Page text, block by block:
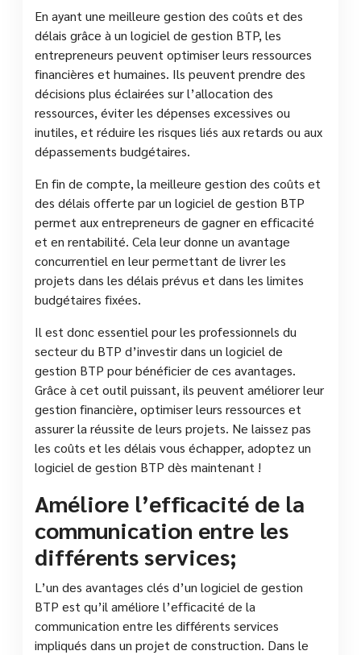
En ayant une meilleure gestion des coûts et des
délais grâce à un logiciel de gestion BTP, les
entrepreneurs peuvent optimiser leurs ressources
financières et humaines. Ils peuvent prendre des
décisions plus éclairées sur l’allocation des
ressources, éviter les dépenses excessives ou
inutiles, et réduire les risques liés aux retards ou aux
dépassements budgétaires.
En fin de compte, la meilleure gestion des coûts et
des délais offerte par un logiciel de gestion BTP
permet aux entrepreneurs de gagner en efficacité
et en rentabilité. Cela leur donne un avantage
concurrentiel en leur permettant de livrer les
projets dans les délais prévus et dans les limites
budgétaires fixées.
Il est donc essentiel pour les professionnels du
secteur du BTP d’investir dans un logiciel de
gestion BTP pour bénéficier de ces avantages.
Grâce à cet outil puissant, ils peuvent améliorer leur
gestion financière, optimiser leurs ressources et
assurer la réussite de leurs projets. Ne laissez pas
les coûts et les délais vous échapper, adoptez un
logiciel de gestion BTP dès maintenant !
Améliore l’efficacité de la
communication entre les
différents services;
L’un des avantages clés d’un logiciel de gestion
BTP est qu’il améliore l’efficacité de la
communication entre les différents services
impliqués dans un projet de construction. Dans le